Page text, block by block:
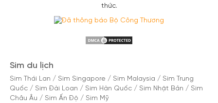
thức.
Sim du lịch
Sim Thái Lan / Sim Singapore / Sim Malaysia / Sim Trung
Quốc / Sim Đài Loan / Sim Hàn Quốc / Sim Nhật Bản / Sim
Châu Âu / Sim Ấn Độ / Sim Mỹ